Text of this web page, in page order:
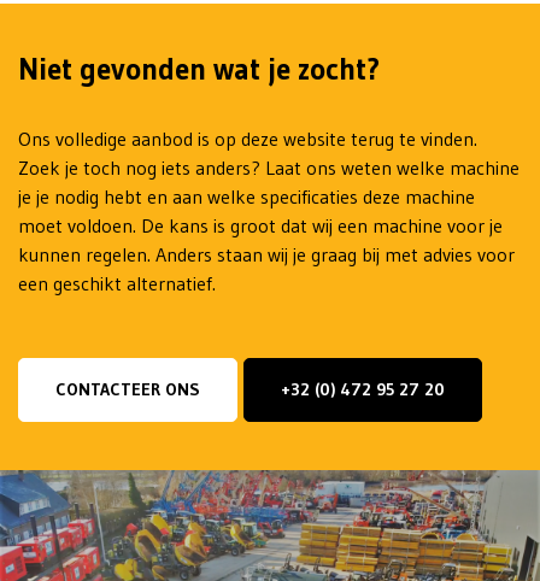
Niet gevonden wat je zocht?
Ons volledige aanbod is op deze website terug te vinden.
Zoek je toch nog iets anders? Laat ons weten welke machine
je je nodig hebt en aan welke specificaties deze machine
moet voldoen. De kans is groot dat wij een machine voor je
kunnen regelen. Anders staan wij je graag bij met advies voor
een geschikt alternatief.
CONTACTEER ONS +32 (0) 472 95 27 20